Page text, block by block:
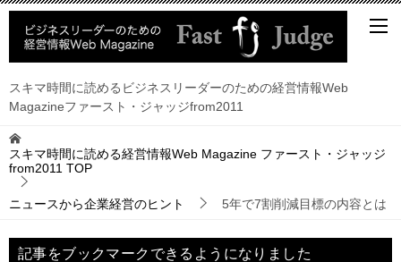
スキマ時間に読めるビジネスリーダーのための経営情報Web
Magazineファースト・ジャッジfrom2011
スキマ時間に読める経営情報Web Magazine ファースト・ジャッジ
from2011 TOP
ニュースから企業経営のヒント 5年で7割削減目標の内容とは
記事をブックマークできるようになりました